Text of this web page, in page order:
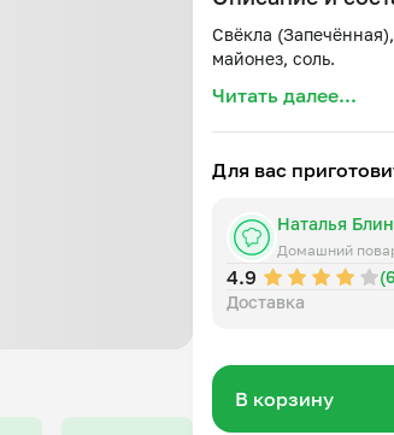
Свёкла
Читать далее...
Для вас
Наталья
Домашний
4.9
Доставка
В корзину